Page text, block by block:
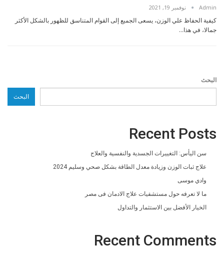
Admin نوفمبر 19, 2021
كيفية الحفاظ علي الوزن، يسعى الجميع إلى القوام المتناسق للظهور بالشكل الأكثر
جمالا، في هذا…
البحث
البحث
Recent Posts
سن اليأس: التغييرات الجسدية والنفسية والعلاج
علاج ثبات الوزن وزيادة معدل الطاقة بشكل صحي وسليم 2024
وادي موسى
ما لا تعرفه حول مستشفيات علاج الادمان فى مصر
الخيار الأفضل بين الاستثمار والتداول
Recent Comments